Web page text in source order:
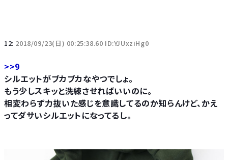
12: 2018/09/23(日) 00:25:38.60 ID:YJUxziHg0
>>9
シルエットがブカブカなやつでしょ。
もう少しスキッと洗練させればいいのに。
相変わらず力抜いた感じを意識してるのか知らんけど、かえ
ってダサいシルエットになってるし。